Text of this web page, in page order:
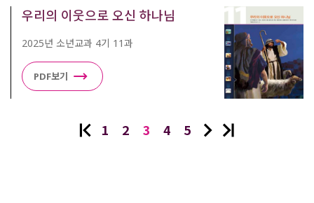
우리의 이웃으로 오신 하나님
2025년 소년교과 4기 11과
PDF보기
1 2 3 4 5